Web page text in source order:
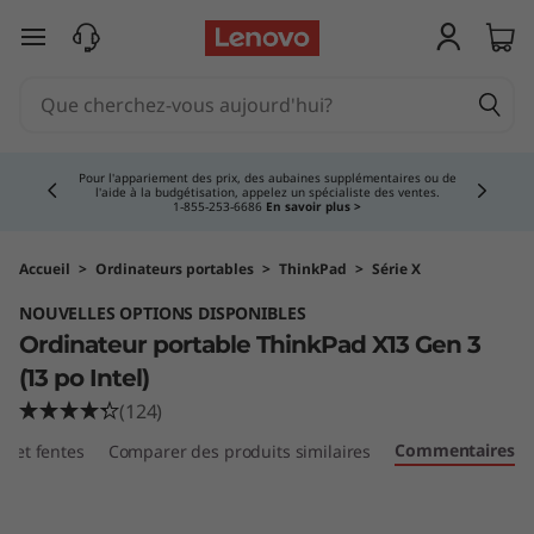
O
a
e
u
passer au contenu principal
Pour l'appariement des prix, des aubaines supplémentaires ou de
l'aide à la budgétisation, appelez un spécialiste des ventes.
1‑855‑253‑6686 En savoir plus >
Accueil > Ordinateurs portables > ThinkPad > Série X
NOUVELLES OPTIONS DISPONIBLES
Ordinateur portable ThinkPad X13 Gen 3
(13 po Intel)
(124)
et fentes Comparer des produits similaires Commentaires